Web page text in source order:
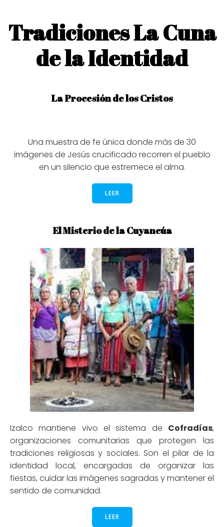
Tradiciones La Cuna
de la Identidad
La Procesión de los Cristos
Una muestra de fe única donde más de 30
imágenes de Jesús crucificado recorren el pueblo
en un silencio que estremece el alma.
LEER
El Misterio de la Cuyancúa
Izalco mantiene vivo el sistema de Cofradías,
organizaciones comunitarias que protegen las
tradiciones religiosas y sociales. Son el pilar de la
identidad local, encargadas de organizar las
fiestas, cuidar las imágenes sagradas y mantener el
sentido de comunidad.
LEER